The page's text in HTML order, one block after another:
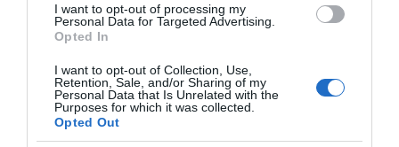
I want to opt-out of processing my
Personal Data for Targeted Advertising.
Opted In
I want to opt-out of Collection, Use,
Retention, Sale, and/or Sharing of my
Personal Data that Is Unrelated with the
Purposes for which it was collected.
Opted Out
της Ζωής μας